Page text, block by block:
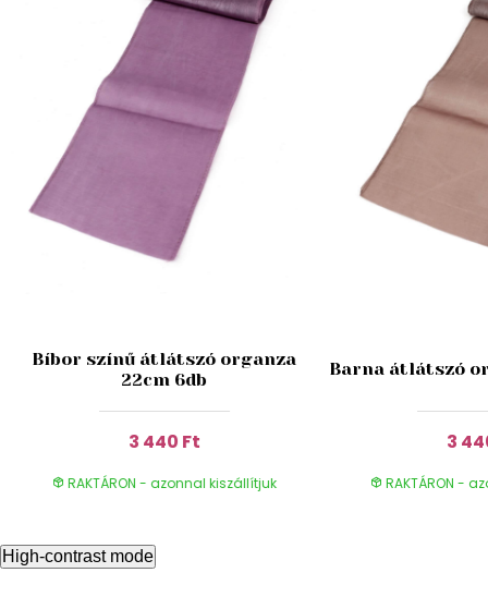
Bíbor színű átlátszó organza
22cm 6db
3 440 Ft
RAKTÁRON - azonnal kiszállítjuk
Barna átlátszó
3
RAKTÁRON -
High-contrast mode